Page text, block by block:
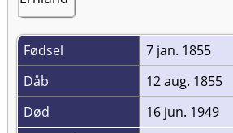
Fødsel 7 jan. 1855
Dåb
12 aug. 1855
Død
16 jun. 1949